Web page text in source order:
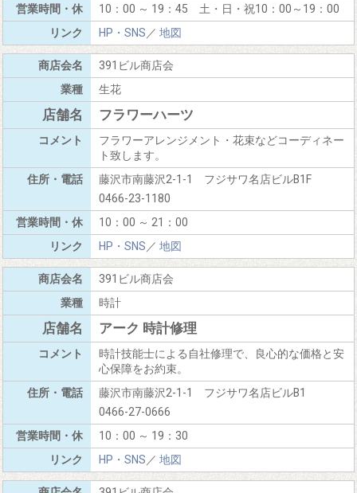
10：00 ～ 19：45 土・日・祝10：00～19：00
HP・SNS／ 地図
391ビル商店会
生花
フラワーハーツ
フラワーアレンジメント・花束などコーディネー
ト致します。
藤沢市南藤沢2-1-1 フジサワ名店ビルB1F
0466-23-1180
10：00 ～ 21：00
HP・SNS／ 地図
391ビル商店会
時計
アーク 時計修理
時計技能士による自社修理で、良心的な価格と安
心保障をお約束。
藤沢市南藤沢2-1-1 フジサワ名店ビルB1
0466-27-0666
10：00 ～ 19：30
HP・SNS／ 地図